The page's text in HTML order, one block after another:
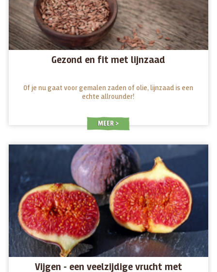
Gezond en fit met lijnzaad
Of je nu gaat voor gemalen zaden of olie, lijnzaad is een
echte allrounder!
MEER
Vijgen - een veelzijdige vrucht met